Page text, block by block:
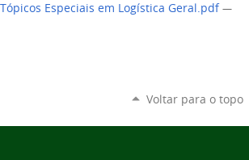
Tópicos Especiais em Logística Geral.pdf —
Voltar para o topo